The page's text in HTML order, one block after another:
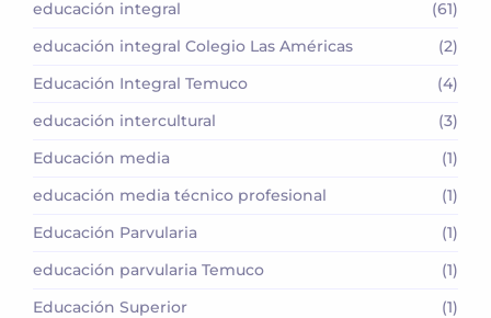
educación integral
(61)
educación integral Colegio Las Américas
(2)
Educación Integral Temuco
(4)
educación intercultural
(3)
Educación media
(1)
educación media técnico profesional
(1)
Educación Parvularia
(1)
educación parvularia Temuco
(1)
Educación Superior
(1)